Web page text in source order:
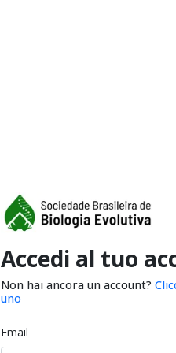
Accedi al tuo
Non hai ancora un account?
uno
Email